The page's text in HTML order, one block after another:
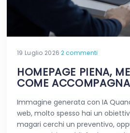
19 Luglio 2026·2 commenti
HOMEPAGE PIENA,
COME
Immagine generata con IA
web, molto spesso hai un
magari cerchi un preventivo,